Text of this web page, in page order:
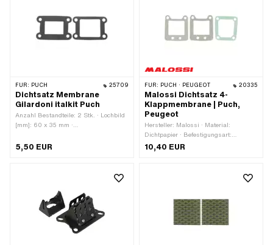
FÜR: PUCH 25709
Dichtsatz Membrane
Gilardoni italkit Puch
Anzahl Bestandteile: 2 Stk. · Lochbild
[mm]: 60 x 35 mm ·
5,50 EUR
FÜR: PUCH · PEUGEOT 20335
Malossi Dichtsatz 4-
Klappmembrane | Puch,
Peugeot
Hersteller: Malossi · Material:
Dichtpapier · Befestigungsart:
Schrauben · Anzahl
10,40 EUR